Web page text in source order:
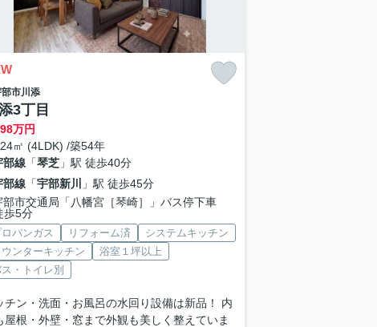
市川添
3丁目
万円
㎡ (4LDK) /築54年
部線「琴芝」駅 徒歩40分
部線「宇部新川
」駅 徒歩45分
部市交通局「八幡宮［琴崎］」バス停下車
歩5分
ロパンガス リフォーム済
システムキッチン
ウンターキッチン
浴室１坪以上
・トイレ別
チン・洗面・お風呂の水回り設備は新品！ 内
屋根・外壁・窓まで外観も美しく整えていま